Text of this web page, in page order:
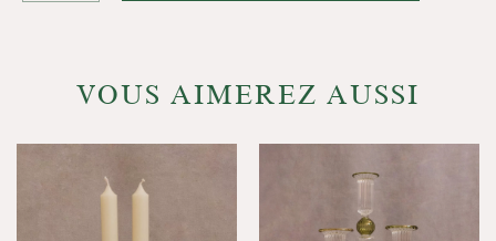
servietteVOUS AIMEREZ AUSSI